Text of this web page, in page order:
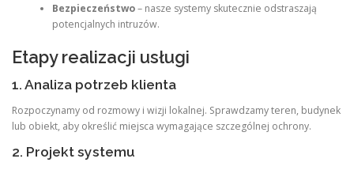
Bezpieczeństwo– nasze systemy skutecznie odstraszają
potencjalnych intruzów.
Etapy realizacji usługi
1. Analiza potrzeb klienta
Rozpoczynamy od rozmowy i wizji lokalnej. Sprawdzamy teren, budynek
lub obiekt, aby określić miejsca wymagające szczególnej ochrony.
2. Projekt systemu